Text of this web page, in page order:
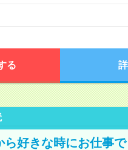
る
好きな時にお仕事